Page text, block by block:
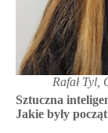
Rafał Tyl,
Sztuczna
Jakie były